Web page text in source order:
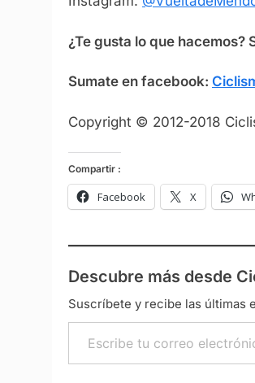
¿Te gusta lo que hacemos?
Sumate en facebook:
Copyright © 2012-2018
Compartir :
Facebook X
Descubre más desde
Suscríbete y recibe las últimas
Escribe tu correo